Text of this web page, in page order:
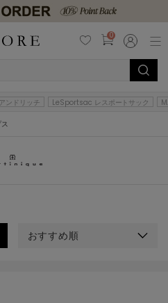
0
ンドリッチ LeSportsac レスポートサック
おすすめ順